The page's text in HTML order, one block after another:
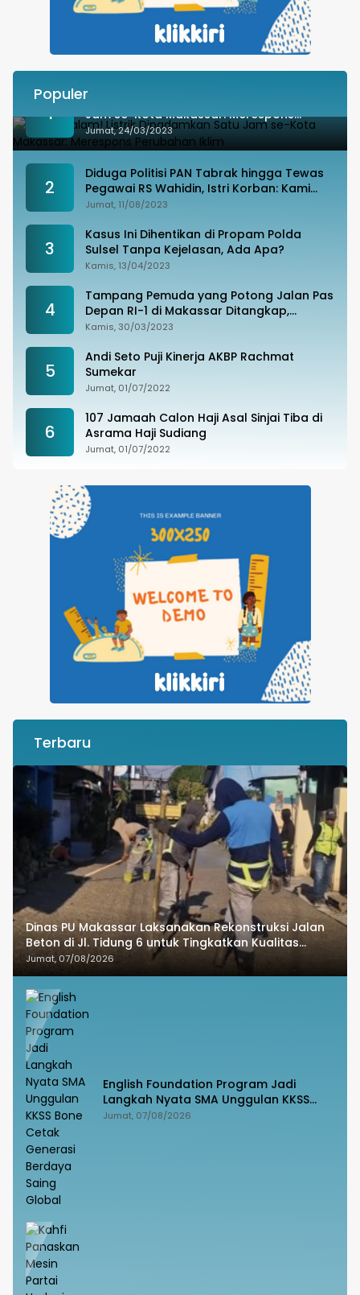
Populer
1
Besok Malam! Listrik Dipadamkan Satu
Jam se-Kota Makassar: Merespons
Perubahan Iklim
Jumat, 24/03/2023
2
Diduga Politisi PAN Tabrak hingga Tewas
Pegawai RS Wahidin, Istri Korban: Kami
Tak Terima
Jumat, 11/08/2023
3
Kasus Ini Dihentikan di Propam Polda
Sulsel Tanpa Kejelasan, Ada Apa?
Kamis, 13/04/2023
4
Tampang Pemuda yang Potong Jalan Pas
Depan RI-1 di Makassar Ditangkap,
Ternyata Joki Balapan Liar
Kamis, 30/03/2023
5
Andi Seto Puji Kinerja AKBP Rachmat
Sumekar
Jumat, 01/07/2022
6
107 Jamaah Calon Haji Asal Sinjai Tiba di
Asrama Haji Sudiang
Jumat, 01/07/2022
Terbaru
Dinas PU Makassar Laksanakan Rekonstruksi Jalan
Beton di Jl. Tidung 6 untuk Tingkatkan Kualitas
Infrastruktur
Jumat, 07/08/2026
English Foundation Program Jadi
Langkah Nyata SMA Unggulan KKSS
Bone Cetak Generasi Berdaya Saing
Jumat, 07/08/2026